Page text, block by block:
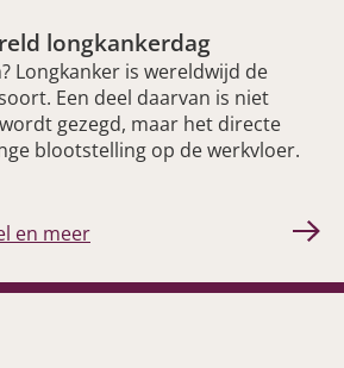
longkankerdag
Longkanker is wereldwijd de
Een deel daarvan is niet
wordt gezegd, maar het directe
blootstelling op de werkvloer.
en meer